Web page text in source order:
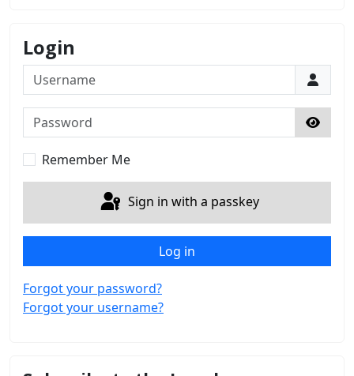
Login
Username
Password
Show
Remember Me
Sign in with a passkey
Log in
Forgot your password?
Forgot your username?